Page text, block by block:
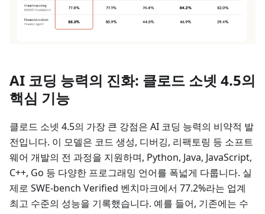
AI 코딩 능력의 진화: 클로드 소넷 4.5의
핵심 기능
클로드 소넷 4.5의 가장 큰 강점은 AI 코딩 능력의 비약적 발
전입니다. 이 모델은 코드 생성, 디버깅, 리팩토링 등 소프트
웨어 개발의 전 과정을 지원하며, Python, Java, JavaScript,
C++, Go 등 다양한 프로그래밍 언어를 폭넓게 다룹니다. 실
제로 SWE-bench Verified 벤치마크에서 77.2%라는 업계
최고 수준의 성능을 기록했습니다. 예를 들어, 기존에는 수